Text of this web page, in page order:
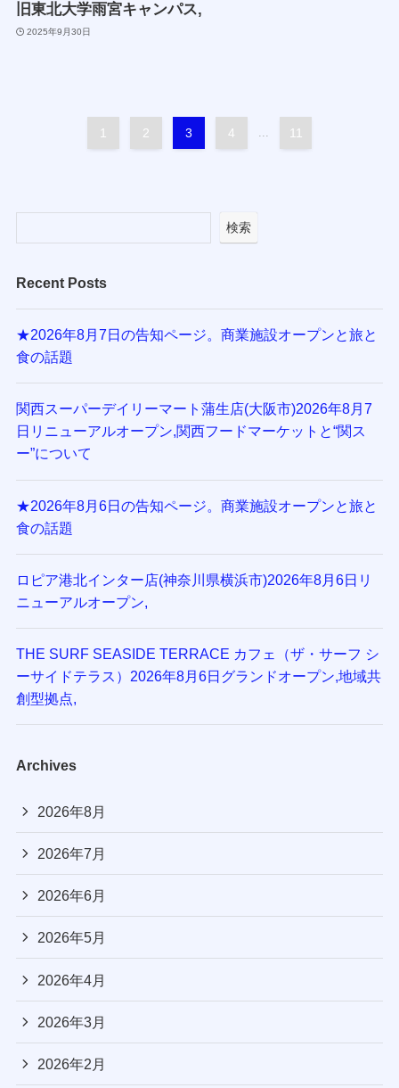
旧東北大学雨宮キャンパス,
2025年9月30日
1 2 3 4 ... 11
検索
Recent Posts
★2026年8月7日の告知ページ。商業施設オープンと旅と
食の話題
関西スーパーデイリーマート蒲生店(大阪市)2026年8月7
日リニューアルオープン,関西フードマーケットと“関ス
ー”について
★2026年8月6日の告知ページ。商業施設オープンと旅と
食の話題
ロピア港北インター店(神奈川県横浜市)2026年8月6日リ
ニューアルオープン,
THE SURF SEASIDE TERRACE カフェ（ザ・サーフ シ
ーサイドテラス）2026年8月6日グランドオープン,地域共
創型拠点,
Archives
2026年8月
2026年7月
2026年6月
2026年5月
2026年4月
2026年3月
2026年2月